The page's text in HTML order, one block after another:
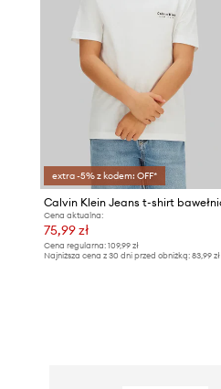
extra -5% z kodem: OFF*
Cena aktualna:
75,99 zł
Cena regularna: 109,99 zł
Najniższa cena z 30 dni przed obniżką: 83,99 zł